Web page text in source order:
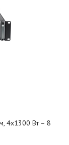
4х1300 Вт – 8